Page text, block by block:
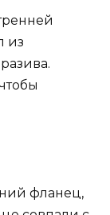
из
фланец,